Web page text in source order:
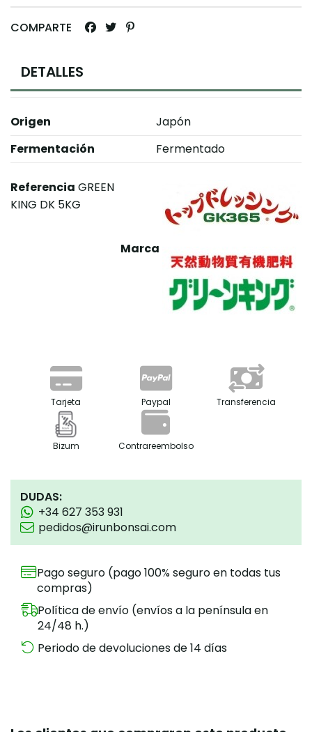
COMPARTE
DETALLES
Origen
Japón
Fermentación
Fermentado
Marca
Referencia GREEN
KING DK 5KG
Tarjeta Paypal Transferencia
Bizum Contrareembolso
DUDAS:
+34 627 353 931
pedidos@irunbonsai.com
Pago seguro (pago 100% seguro en todas tus
compras)
Política de envío (envíos a la península en
24/48 h.)
Periodo de devoluciones de 14 días